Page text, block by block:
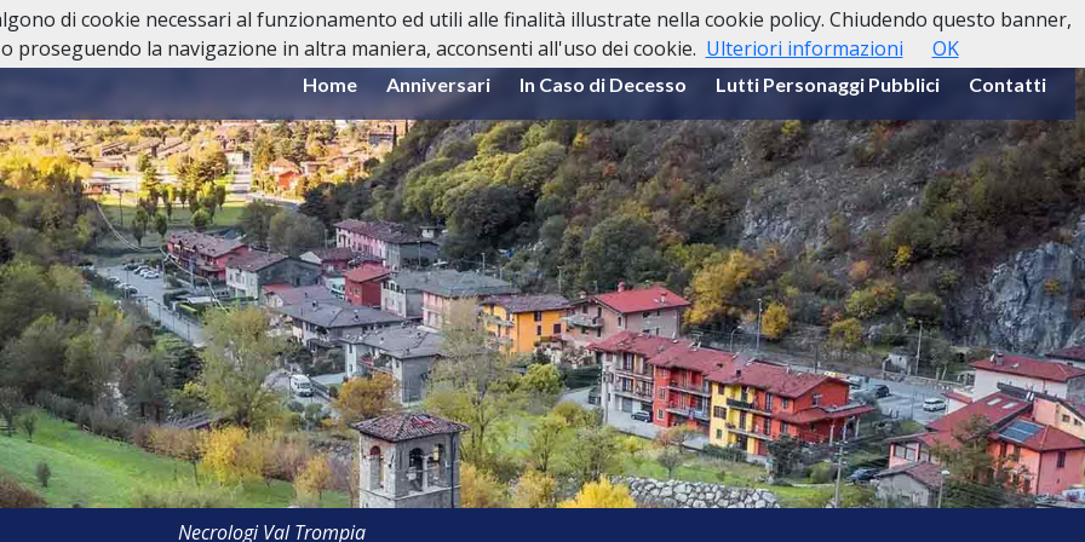
Home Anniversari In Caso di Decesso Lutti Personaggi Pubblici Contatti
Necrologi Val Trompia
di cookie necessari al funzionamento ed utili alle finalità illustrate nella cookie policy. Chiudendo questo banner,
proseguendo la navigazione in altra maniera, acconsenti all'uso dei cookie. Ulteriori informazioni OK